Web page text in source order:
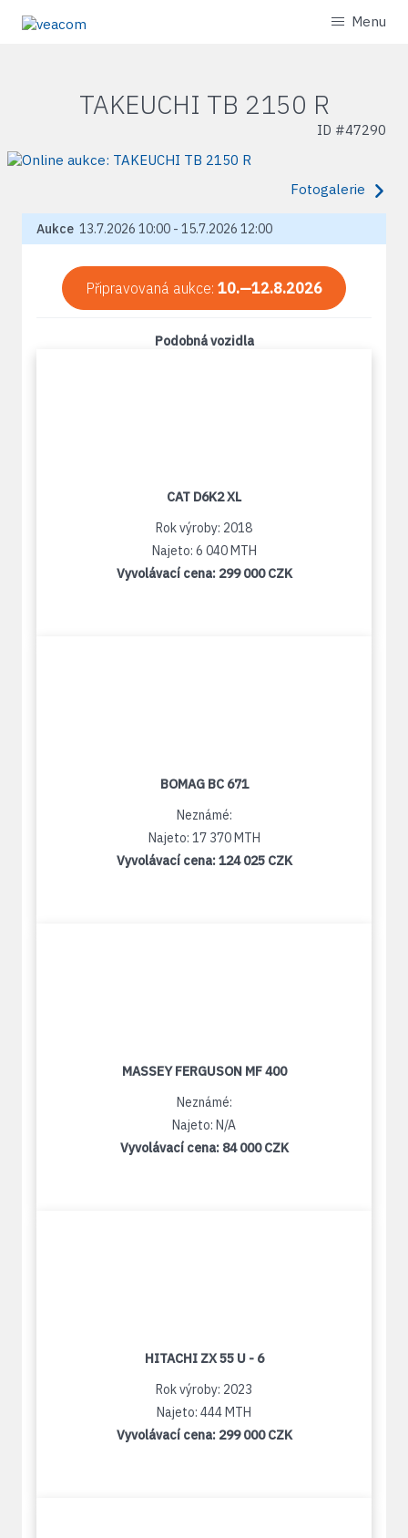
Menu
TAKEUCHI TB 2150 R
ID #47290
Fotogalerie
Aukce 13.7.2026 10:00 - 15.7.2026 12:00
Připravovaná aukce: 10.—12.8.2026
Podobná vozidla
CAT D6K2 XL
Rok výroby: 2018
Najeto: 6 040 MTH
Vyvolávací cena: 299 000 CZK
BOMAG BC 671
Neznámé:
Najeto: 17 370 MTH
Vyvolávací cena:124 025 CZK
MASSEY FERGUSON MF 400
Neznámé:
Najeto: N/A
Vyvolávací cena: 84 000 CZK
HITACHI ZX 55 U - 6
Rok výroby: 2023
Najeto: 444 MTH
Vyvolávací cena: 299 000 CZK